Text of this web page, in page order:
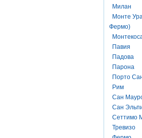
Милан
Монте
Фермо)
Павия
Падова
Парона
Порто
Рим
Сан
Сан
Сеттимо
Тревизо